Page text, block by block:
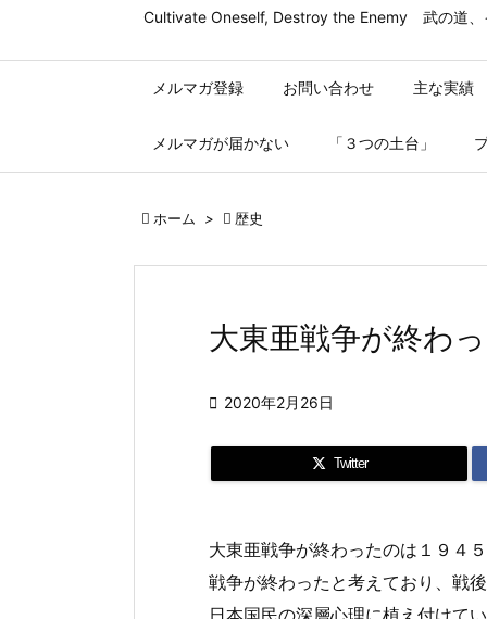
Cultivate Oneself, Destroy the Enemy 武の道、
メルマガ登録 お問い合わせ 主な実績
メルマガが届かない 「３つの土台」
 ホーム >  歴史
大東亜戦争が終わ
 2020年2月26日
Twitter
大東亜戦争が終わったのは１９４
戦争が終わったと考えており、戦
日本国民の深層心理に植え付けて